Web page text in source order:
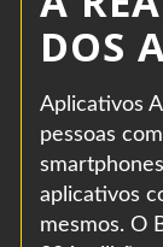
DOS
Aplicativos
pessoas
aplicativos
mesmos. O